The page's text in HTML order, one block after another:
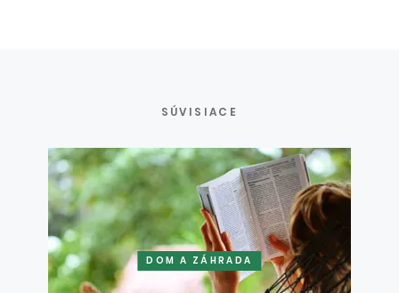
SÚVISIACE
DOM A ZÁHRADA